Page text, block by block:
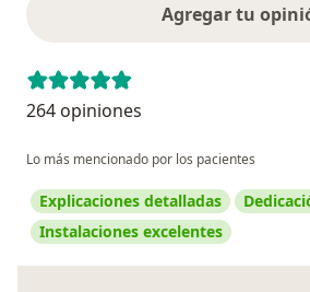
Agregar tu
264 opiniones
Lo más mencionado por los pacientes
Explicaciones detalladas
Instalaciones excelentes